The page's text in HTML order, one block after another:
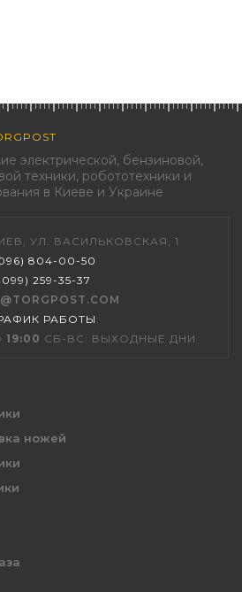
электрической, бензиновой,
техники, робототехники и
в Киеве и Украине
УЛ. ВАСИЛЬКОВСКАЯ, 1
804-00-50
259-35-37
РАБОТЫ:
19:00 СБ-ВС: ВЫХОДНЫЕ ДНИ
ножей